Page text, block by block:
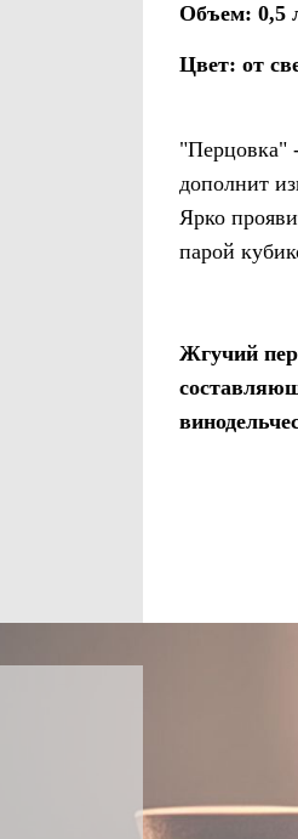
Объем: 0,5
Цвет: от
"Перцовка"
дополнит
Ярко
парой
Жгучий